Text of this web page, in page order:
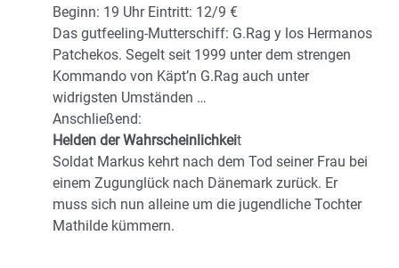
Beginn: 19 Uhr Eintritt: 12/9 €
Das gutfeeling-Mutterschiff: G.Rag y los Hermanos
Patchekos. Segelt seit 1999 unter dem strengen
Kommando von Käpt’n G.Rag auch unter
widrigsten Umständen …
Anschließend:
Helden der Wahrscheinlichkeit
Soldat Markus kehrt nach dem Tod seiner Frau bei
einem Zugunglück nach Dänemark zurück. Er
muss sich nun alleine um die jugendliche Tochter
Mathilde kümmern.